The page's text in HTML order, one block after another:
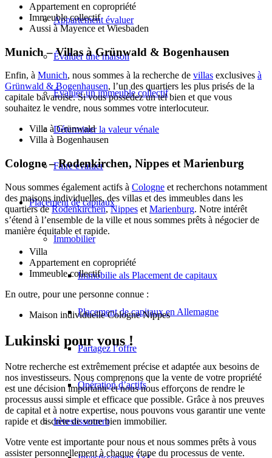
Appartement évaluer
Évaluer une maison
Évaluer un immeuble collectif
Déterminer la valeur vénale
Faire évaluer
Placement de capitaux
Immobilier
Immobilie als Placement de capitaux
Placement de capitaux en Allemagne
Partagez l’offre
Opération d’actifs
Investissement
Appartement en copropriété
Immeuble collectif
Aussi à Mayence et Wiesbaden
Munich – Villas à Grünwald & Bogenhausen
Enfin, à Munich, nous sommes à la recherche de villas exclusives à
Grünwald & Bogenhausen, l’un des quartiers les plus prisés de la
capitale bavaroise. Si vous possédez un tel bien et que vous
souhaitez le vendre, nous sommes votre interlocuteur.
Villa à Grünwald
Villa à Bogenhausen
Cologne – Rodenkirchen, Nippes et Marienburg
Nous sommes également actifs à Cologne et recherchons notamment
des maisons individuelles, des villas et des immeubles dans les
quartiers deRodenkirchen,Nippes et Marienburg. Notre intérêt
s’étend à l’ensemble de la ville et nous sommes prêts à négocier de
manière équitable et rapide.
Villa
Appartement en copropriété
Immeuble collectif
En outre, pour une personne connue :
Maison individuelle Cologne Nippes
Lukinski pour vous !
Notre recherche est extrêmement précise et adaptée aux besoins de
nos investisseurs. Nous comprenons que la vente de votre propriété
est une décision importante et nous nous efforçons de rendre le
processus aussi simple et efficace que possible. Grâce à nos preuves
de capital et à notre expertise, nous pouvons vous garantir une vente
rapide et discrète de votre bien immobilier.
Votre vente est importante pour nous et nous sommes prêts à vous
assister personnellement à chaque étape du processus de vente.